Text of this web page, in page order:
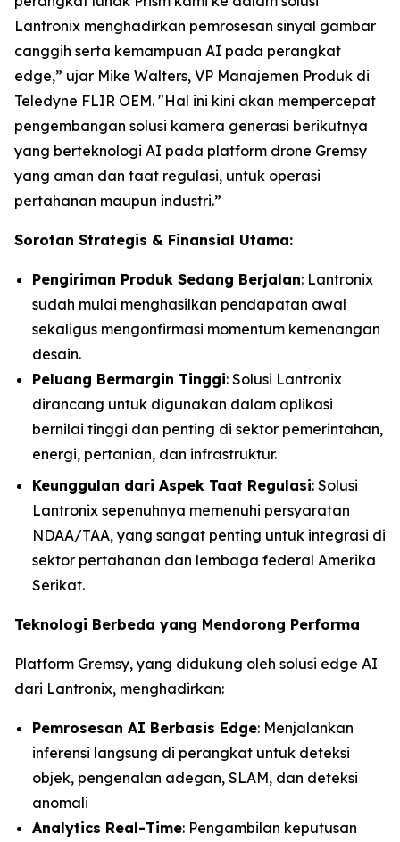
Lantronix menghadirkan pemrosesan sinyal gambar
canggih serta kemampuan AI pada perangkat
edge,” ujar Mike Walters, VP Manajemen Produk di
Teledyne FLIR OEM. "Hal ini kini akan mempercepat
pengembangan solusi kamera generasi berikutnya
yang berteknologi AI pada platform drone Gremsy
yang aman dan taat regulasi, untuk operasi
pertahanan maupun industri.”
Sorotan Strategis & Finansial Utama:
Pengiriman Produk Sedang Berjalan: Lantronix
sudah mulai menghasilkan pendapatan awal
sekaligus mengonfirmasi momentum kemenangan
desain.
Peluang Bermargin Tinggi: Solusi Lantronix
dirancang untuk digunakan dalam aplikasi
bernilai tinggi dan penting di sektor pemerintahan,
energi, pertanian, dan infrastruktur.
Keunggulan dari Aspek Taat Regulasi: Solusi
Lantronix sepenuhnya memenuhi persyaratan
NDAA/TAA, yang sangat penting untuk integrasi di
sektor pertahanan dan lembaga federal Amerika
Serikat.
Teknologi Berbeda yang Mendorong Performa
Platform Gremsy, yang didukung oleh solusi edge AI
dari Lantronix, menghadirkan:
Pemrosesan AI Berbasis Edge: Menjalankan
inferensi langsung di perangkat untuk deteksi
objek, pengenalan adegan, SLAM, dan deteksi
anomali
Analytics Real-Time: Pengambilan keputusan